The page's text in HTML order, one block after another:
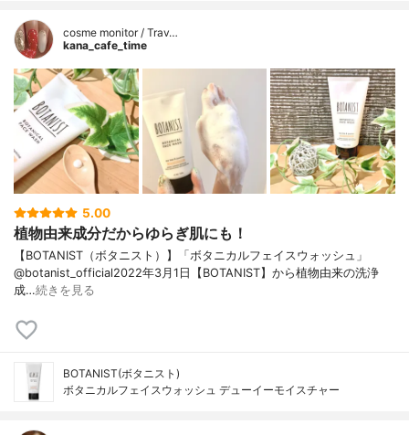
cosme monitor / Trav…
kana_cafe_time
5.00
植物由来成分だからゆらぎ肌にも！
【BOTANIST（ボタニスト）】「ボタニカルフェイスウォッシュ」
@botanist_official2022年3月1日【BOTANIST】から植物由来の洗浄
成…続きを見る
BOTANIST(ボタニスト)
ボタニカルフェイスウォッシュ デューイーモイスチャー